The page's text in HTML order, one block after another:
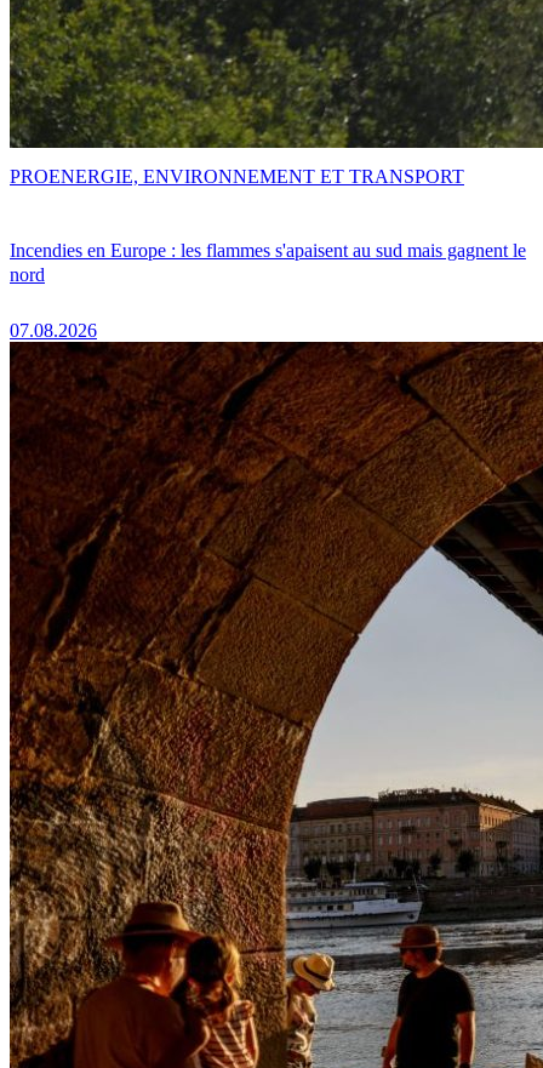
Incendies en Europe : les flammes s'apaisent au sud mais gagnent le
nord
07.08.2026
PROENERGIE, ENVIRONNEMENT ET TRANSPORT